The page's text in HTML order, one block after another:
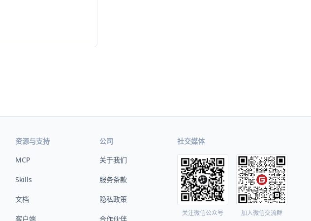
资源与支持
MCP
Skills
文档
客户端
公司
关于我们
服务条款
隐私政策
合作伙伴
社交媒体
关注微信公众号 加入微信交流群